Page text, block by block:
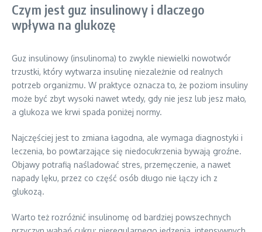
Czym jest guz insulinowy i dlaczego
wpływa na glukozę
Guz insulinowy (insulinoma) to zwykle niewielki nowotwór
trzustki, który wytwarza insulinę niezależnie od realnych
potrzeb organizmu. W praktyce oznacza to, że poziom insuliny
może być zbyt wysoki nawet wtedy, gdy nie jesz lub jesz mało,
a glukoza we krwi spada poniżej normy.
Najczęściej jest to zmiana łagodna, ale wymaga diagnostyki i
leczenia, bo powtarzające się niedocukrzenia bywają groźne.
Objawy potrafią naśladować stres, przemęczenie, a nawet
napady lęku, przez co część osób długo nie łączy ich z
glukozą.
Warto też rozróżnić insulinomę od bardziej powszechnych